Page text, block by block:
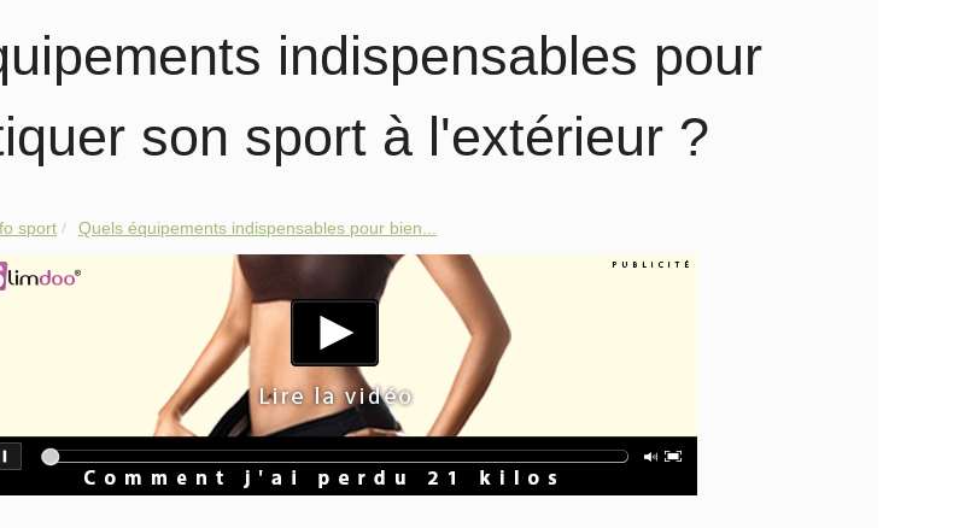
indispensables pour
son sport à l'extérieur ?
sport Quels équipements indispensables pour bien...